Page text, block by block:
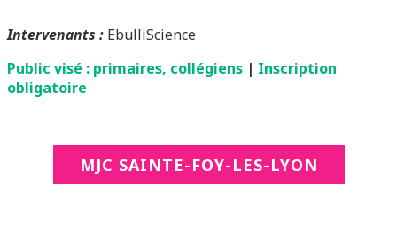
Intervenants : EbulliScience
Public visé : primaires, collégiens | Inscription
obligatoire
MJC SAINTE-FOY-LES-LYON